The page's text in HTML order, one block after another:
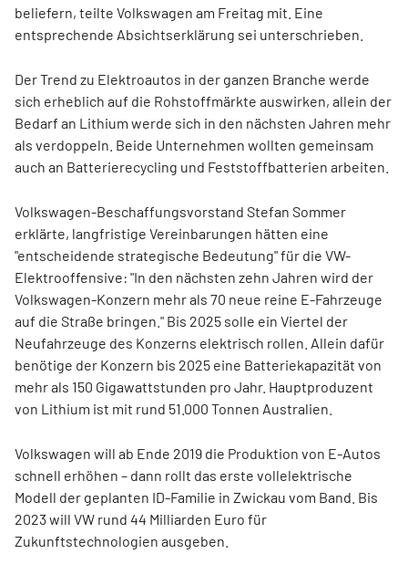
beliefern, teilte Volkswagen am Freitag mit. Eine
entsprechende Absichtserklärung sei unterschrieben.
Der Trend zu Elektroautos in der ganzen Branche werde
sich erheblich auf die Rohstoffmärkte auswirken, allein der
Bedarf an Lithium werde sich in den nächsten Jahren mehr
als verdoppeln. Beide Unternehmen wollten gemeinsam
auch an Batterierecycling und Feststoffbatterien arbeiten.
Volkswagen-Beschaffungsvorstand Stefan Sommer
erklärte, langfristige Vereinbarungen hätten eine
"entscheidende strategische Bedeutung" für die VW-
Elektrooffensive: "In den nächsten zehn Jahren wird der
Volkswagen-Konzern mehr als 70 neue reine E-Fahrzeuge
auf die Straße bringen." Bis 2025 solle ein Viertel der
Neufahrzeuge des Konzerns elektrisch rollen. Allein dafür
benötige der Konzern bis 2025 eine Batteriekapazität von
mehr als 150 Gigawattstunden pro Jahr. Hauptproduzent
von Lithium ist mit rund 51.000 Tonnen Australien.
Volkswagen will ab Ende 2019 die Produktion von E-Autos
schnell erhöhen – dann rollt das erste vollelektrische
Modell der geplanten ID-Familie in Zwickau vom Band. Bis
2023 will VW rund 44 Milliarden Euro für
Zukunftstechnologien ausgeben.